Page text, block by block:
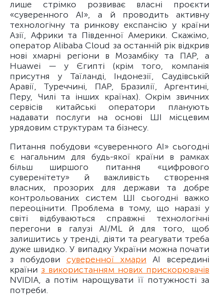
лише стрімко розвиває власні проєкти
«суверенного AI», а й проводить активну
технологічну та ринкову експансію у країни
Азії, Африки та Південної Америки. Скажімо,
оператор Alibaba Cloud за останній рік відкрив
нові хмарні регіони в Мозамбіку та ПАР, а
Huawei — у Єгипті (крім того, компанія
присутня у Таїланді, Індонезії, Саудівській
Аравії, Туреччині, ПАР, Бразилії, Аргентині,
Перу, Чилі та інших країнах). Окрім звичних
сервісів китайські оператори планують
надавати послуги на основі ШІ місцевим
урядовим структурам та бізнесу.
Питання побудови «суверенного AI» сьогодні
є нагальним для будь-якої країни в рамках
більш ширшого питання «цифрового
суверенітету» й важливість створення
власних, прозорих для держави та добре
контрольованих систем ШІ сьогодні важко
переоцінити. Проблема в тому, що наразі у
світі відбуваються справжні технологічні
перегони в галузі AI/ML й для того, щоб
залишитись у тренді, діяти та реагувати треба
дуже швидко. У випадку України можна почати
з побудови суверенної хмари AI всередині
країни з використанням нових прискорювачів
NVIDIA, а потім нарощувати її потужності за
потреби.